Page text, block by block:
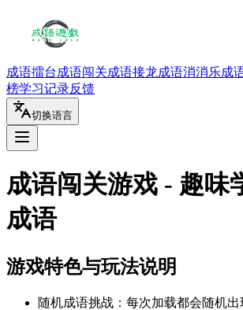
成语擂台 成语闯关成语接龙成语消消乐成
榜学习记录反馈
切换语言
成语闯关游戏 - 趣味
成语
游戏特色与玩法说明
随机成语挑战：每次加载都会随机